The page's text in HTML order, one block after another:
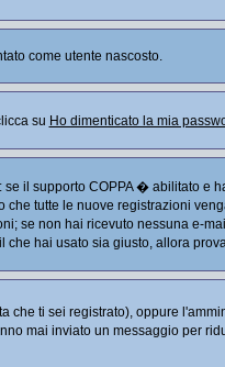
come utente nascosto.
su Ho dimenticato la mia
il supporto COPPA � abilitato e
tutte le nuove registrazioni
se non hai ricevuto nessuna e-
hai usato sia giusto, allora
ti sei registrato), oppure
mai inviato un messaggio per